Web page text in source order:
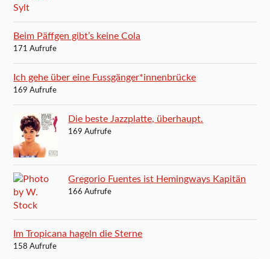
Beim Päffgen gibt’s keine Cola
171 Aufrufe
Ich gehe über eine Fussgänger*innenbrücke
169 Aufrufe
Die beste Jazzplatte, überhaupt.
169 Aufrufe
Gregorio Fuentes ist Hemingways Kapitän
166 Aufrufe
Im Tropicana hageln die Sterne
158 Aufrufe